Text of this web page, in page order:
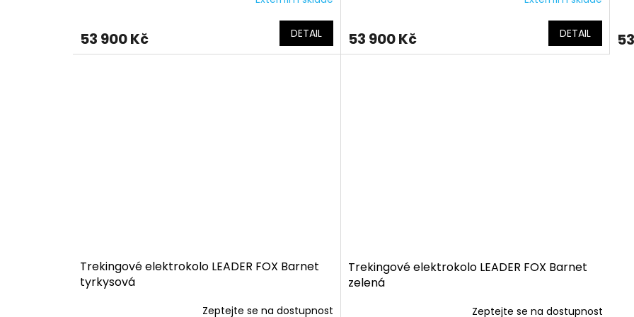
53 900 Kč DETAIL 53 900 Kč DETAIL
Trekingové elektrokolo LEADER FOX Barnet
tyrkysová
Zeptejte se na dostupnost
Trekingové elektrokolo LEADER FOX Barnet
zelená
Zeptejte se na dostupnost